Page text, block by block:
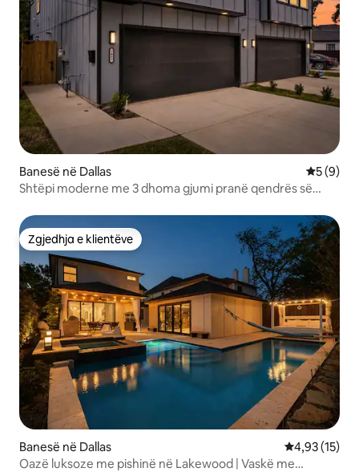
Banesë në Dallas
5 (9)
Shtëpi moderne me 3 dhoma gjumi pranë qendrës së
Zgjedhja e klientëve
Zgjedhja e klientëve
Banesë në Dallas Vlerësimi
4,93 (15)
Oazë luksoze me pishinë në Lakewood | Vaskë me